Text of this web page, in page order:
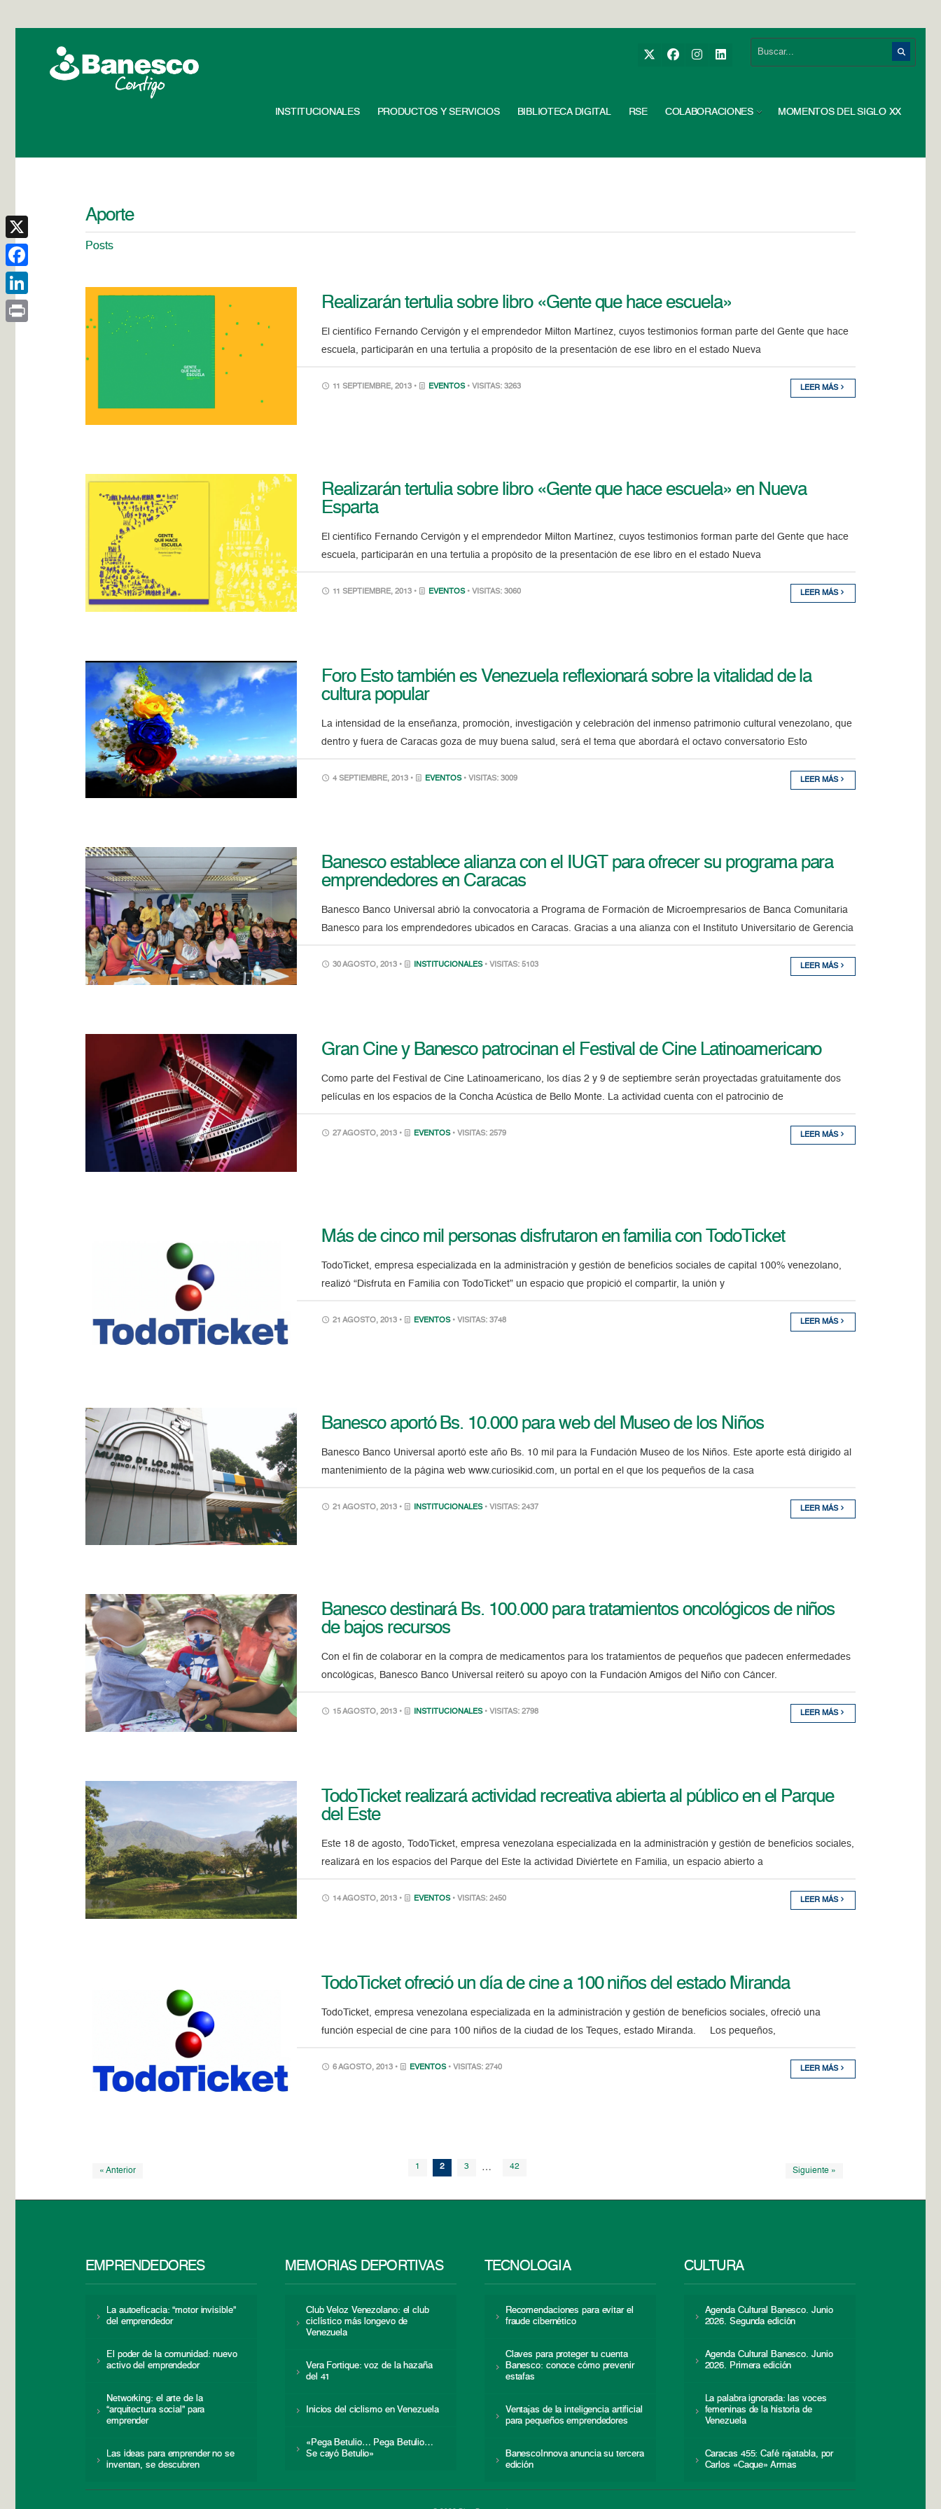
INSTITUCIONALES PRODUCTOS Y SERVICIOS BIBLIOTECA DIGITAL RSE COLABORACIONES MOMENTOS DEL SIGLO XX
Aporte
Posts
Realizarán tertulia sobre libro «Gente que hace escuela»
El científico Fernando Cervigón y el emprendedor Milton Martínez, cuyos testimonios forman parte del Gente que hace
escuela, participarán en una tertulia a propósito de la presentación de ese libro en el estado Nueva
11 SEPTIEMBRE, 2013 • EVENTOS • VISITAS: 3263 LEER MÁS
Realizarán tertulia sobre libro «Gente que hace escuela» en Nueva
Esparta
El científico Fernando Cervigón y el emprendedor Milton Martínez, cuyos testimonios forman parte del Gente que hace
escuela, participarán en una tertulia a propósito de la presentación de ese libro en el estado Nueva
11 SEPTIEMBRE, 2013 • EVENTOS • VISITAS: 3060 LEER MÁS
Foro Esto también es Venezuela reflexionará sobre la vitalidad de la
cultura popular
La intensidad de la enseñanza, promoción, investigación y celebración del inmenso patrimonio cultural venezolano, que
dentro y fuera de Caracas goza de muy buena salud, será el tema que abordará el octavo conversatorio Esto
4 SEPTIEMBRE, 2013 • EVENTOS • VISITAS: 3009 LEER MÁS
Banesco establece alianza con el IUGT para ofrecer su programa para
emprendedores en Caracas
Banesco Banco Universal abrió la convocatoria a Programa de Formación de Microempresarios de Banca Comunitaria
Banesco para los emprendedores ubicados en Caracas. Gracias a una alianza con el Instituto Universitario de Gerencia
30 AGOSTO, 2013 • INSTITUCIONALES • VISITAS: 5103 LEER MÁS
Gran Cine y Banesco patrocinan el Festival de Cine Latinoamericano
Como parte del Festival de Cine Latinoamericano, los días 2 y 9 de septiembre serán proyectadas gratuitamente dos
películas en los espacios de la Concha Acústica de Bello Monte. La actividad cuenta con el patrocinio de
27 AGOSTO, 2013 • EVENTOS • VISITAS: 2579 LEER MÁS
Más de cinco mil personas disfrutaron en familia con TodoTicket
TodoTicket, empresa especializada en la administración y gestión de beneficios sociales de capital 100% venezolano,
realizó “Disfruta en Familia con TodoTicket” un espacio que propició el compartir, la unión y
21 AGOSTO, 2013 • EVENTOS • VISITAS: 3748 LEER MÁS
Banesco aportó Bs. 10.000 para web del Museo de los Niños
Banesco Banco Universal aportó este año Bs. 10 mil para la Fundación Museo de los Niños. Este aporte está dirigido al
mantenimiento de la página web www.curiosikid.com, un portal en el que los pequeños de la casa
21 AGOSTO, 2013 • INSTITUCIONALES • VISITAS: 2437 LEER MÁS
Banesco destinará Bs. 100.000 para tratamientos oncológicos de niños
de bajos recursos
Con el fin de colaborar en la compra de medicamentos para los tratamientos de pequeños que padecen enfermedades
oncológicas, Banesco Banco Universal reiteró su apoyo con la Fundación Amigos del Niño con Cáncer.
15 AGOSTO, 2013 • INSTITUCIONALES • VISITAS: 2798 LEER MÁS
TodoTicket realizará actividad recreativa abierta al público en el Parque
del Este
Este 18 de agosto, TodoTicket, empresa venezolana especializada en la administración y gestión de beneficios sociales,
realizará en los espacios del Parque del Este la actividad Diviértete en Familia, un espacio abierto a
14 AGOSTO, 2013 • EVENTOS • VISITAS: 2450 LEER MÁS
TodoTicket ofreció un día de cine a 100 niños del estado Miranda
TodoTicket, empresa venezolana especializada en la administración y gestión de beneficios sociales, ofreció una
función especial de cine para 100 niños de la ciudad de los Teques, estado Miranda. Los pequeños,
6 AGOSTO, 2013 • EVENTOS • VISITAS: 2740 LEER MÁS
« Anterior
1 2 3 … 42
Siguiente »
EMPRENDEDORES
La autoeficacia: “motor invisible”
del emprendedor
El poder de la comunidad: nuevo
activo del emprendedor
Networking: el arte de la
“arquitectura social” para
emprender
Las ideas para emprender no se
inventan, se descubren
MEMORIAS DEPORTIVAS
Club Veloz Venezolano: el club
ciclístico más longevo de
Venezuela
Vera Fortique: voz de la hazaña
del 41
Inicios del ciclismo en Venezuela
«Pega Betulio… Pega Betulio…
Se cayó Betulio»
TECNOLOGÍA
Recomendaciones para evitar el
fraude cibernético
Claves para proteger tu cuenta
Banesco: conoce cómo prevenir
estafas
Ventajas de la inteligencia artificial
para pequeños emprendedores
BanescoInnova anuncia su tercera
edición
CULTURA
Agenda Cultural Banesco. Junio
2026. Segunda edición
Agenda Cultural Banesco. Junio
2026. Primera edición
La palabra ignorada: las voces
femeninas de la historia de
Venezuela
Caracas 455: Café rajatabla, por
Carlos «Caque» Armas
X
Facebook
LinkedIn